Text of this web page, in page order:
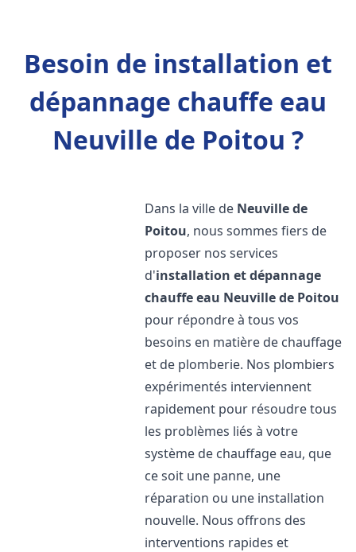
Besoin de installation et
dépannage chauffe eau
Neuville de Poitou ?
Dans la ville de Neuville de
Poitou, nous sommes fiers de
proposer nos services
d'installation et dépannage
chauffe eau Neuville de Poitou
pour répondre à tous vos
besoins en matière de chauffage
et de plomberie. Nos plombiers
expérimentés interviennent
rapidement pour résoudre tous
les problèmes liés à votre
système de chauffage eau, que
ce soit une panne, une
réparation ou une installation
nouvelle. Nous offrons des
interventions rapides et